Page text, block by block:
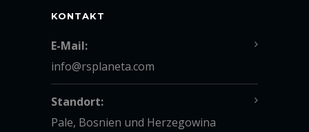
KONTAKT
E-Mail:
info@rsplaneta.com
Standort:
Pale, Bosnien und Herzegowina